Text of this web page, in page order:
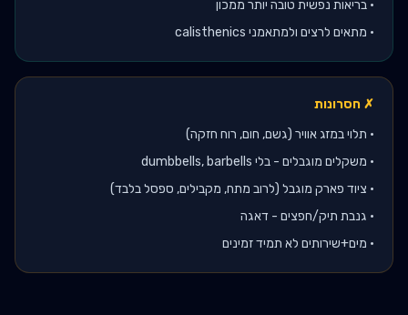
• בריאות נפשית טובה יותר ממכון
• מתאים לרצים ולמתאמני calisthenics
✗ חסרונות
• תלוי במזג אוויר (גשם, חום, רוח חזקה)
• משקלים מוגבלים - בלי dumbbells, barbells
• ציוד פארק מוגבל (לרוב מתח, מקבילים, ספסל בלבד)
• גנבת תיק/חפצים - דאגה
• מים+שירותים לא תמיד זמינים